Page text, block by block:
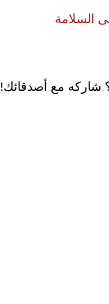
السلامة
شاركه مع أصدقائك!